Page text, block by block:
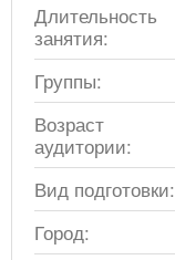
Длительность
занятия:
Группы:
Возраст
аудитории:
Вид подготовки:
Город: